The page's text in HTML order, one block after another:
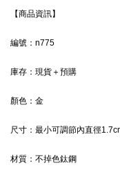
【商品資訊】
編號：n775
庫存：現貨＋預購
顏色： 金
尺寸：最小可調節內直徑
材質： 不掉色鈦鋼